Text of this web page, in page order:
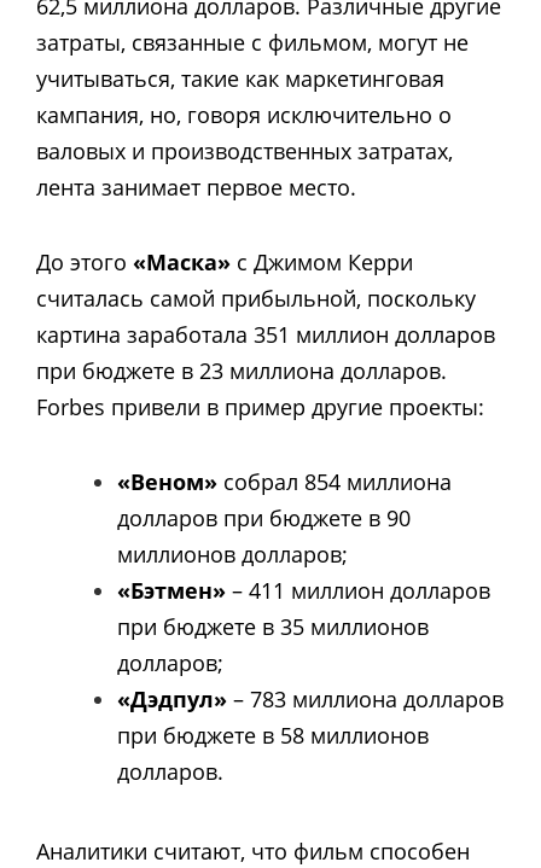
затраты, связанные с фильмом, могут не
учитываться, такие как маркетинговая
кампания, но, говоря исключительно о
валовых и производственных затратах,
лента занимает первое место.
До этого «Маска» с Джимом Керри
считалась самой прибыльной, поскольку
картина заработала 351 миллион долларов
при бюджете в 23 миллиона долларов.
Forbes привели в пример другие проекты:
«Веном» собрал 854 миллиона
долларов при бюджете в 90
миллионов долларов;
«Бэтмен» – 411 миллион долларов
при бюджете в 35 миллионов
долларов;
«Дэдпул» – 783 миллиона долларов
при бюджете в 58 миллионов
долларов.
Аналитики считают, что фильм способен